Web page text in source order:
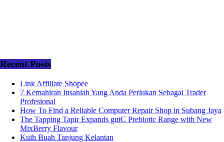
Recent Posts
Link Affiliate Shopee
7 Kemahiran Insaniah Yang Anda Perlukan Sebagai Trader
Profesional
How To Find a Reliable Computer Repair Shop in Subang Jaya
The Tapping Tapir Expands gutC Prebiotic Range with New
MixBerry Flavour
Kuih Buah Tanjung Kelantan